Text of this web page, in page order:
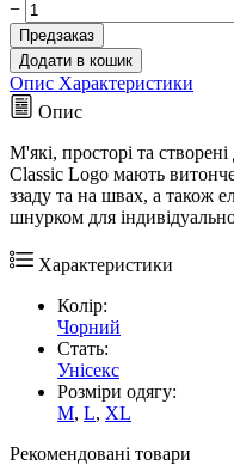
−
Предзаказ
Додати в кошик
Опис Характеристики
Опис
М'які, просторі та
Classic Logo мають
ззаду та на швах, а також
шнурком для
Характеристики
Колір:
Чорний
Стать:
Унісекс
Розміри одягу:
M, L, XL
Рекомендовані товари